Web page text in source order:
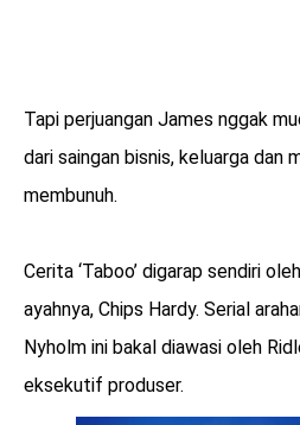
Tapi perjuangan James nggak
dari saingan bisnis, keluarga dan
membunuh.
Cerita ‘Taboo’ digarap sendiri
ayahnya, Chips Hardy. Serial
Nyholm ini bakal diawasi oleh
eksekutif produser.